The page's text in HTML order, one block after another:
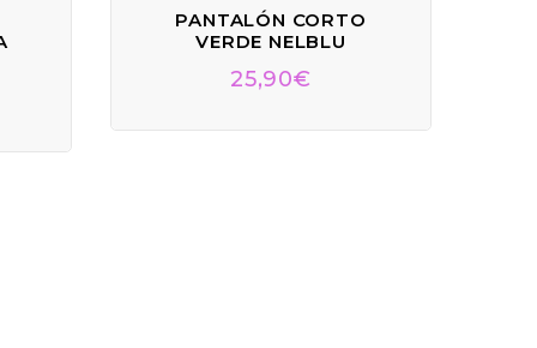
PANTALÓN CORTO
VERDE NELBLU
25,90€